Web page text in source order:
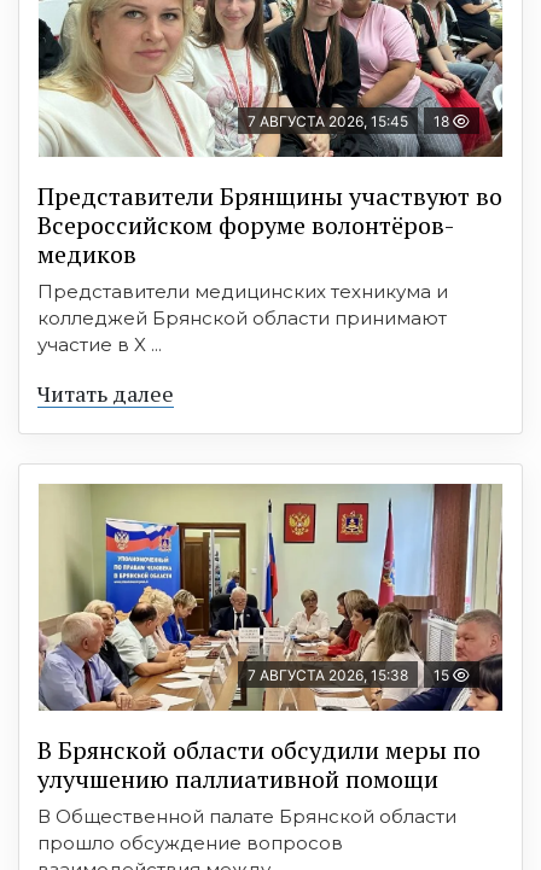
7 АВГУСТА 2026, 15:45 18
Представители Брянщины участвуют во
Всероссийском форуме волонтёров-
медиков
Представители медицинских техникума и
колледжей Брянской области принимают
участие в X ...
Читать далее
7 АВГУСТА 2026, 15:38 15
В Брянской области обсудили меры по
улучшению паллиативной помощи
В Общественной палате Брянской области
прошло обсуждение вопросов